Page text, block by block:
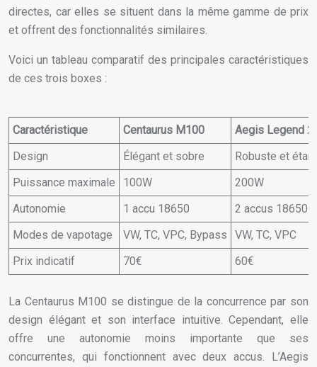
directes, car elles se situent dans la même gamme de prix
et offrent des fonctionnalités similaires.
Voici un tableau comparatif des principales caractéristiques
de ces trois boxes :
Caractéristique Centaurus M100
Aegis Legend 2
Design
Élégant et sobre
Robuste et
Puissance maximale
100W
200W
Autonomie
1 accu 18650
2 accus 18650
Modes de vapotage
VW, TC, VPC, Bypass
VW, TC, VPC
Prix indicatif
70€ 60€
La Centaurus M100 se distingue de la concurrence par son
design élégant et son interface intuitive. Cependant, elle
offre une autonomie moins importante que ses
concurrentes, qui fonctionnent avec deux accus. L’Aegis